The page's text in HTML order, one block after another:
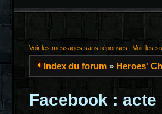
Voir les messages sans réponses | Voir les
Index du forum » Heroes'
Facebook : acte